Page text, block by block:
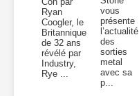
Ryan
Coogler, le
Britannique
de 32 ans
révélé par
Industry,
Rye ...
vous
présente
l’actualité
des
sorties
metal
avec sa
p...